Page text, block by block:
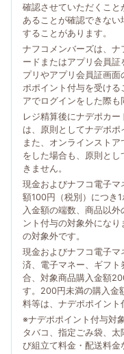
確認させていただくこ
あることが確認できな
することがあります。
ナフコメンバーズは、ナ
ードまたはアプリ会員
プリやアプリ会員証画
ポポイント付与を受け
アでログインをした際も
レジ精算後にナデポカ
は、原則としてナデポポ
また、オンラインスト
をした場合も、原則と
きません。
現金およびナフコ電子
額100円（税別）につき
入金額の端数、商品以
ント付与の対象外にな
の対象外です。
現金およびナフコ電子
済、電子マネー、ギフ
合、対象商品購入金額
す。200円未満の購入金
料等は、ナデポポイント
※ナデポポイント付与対
タバコ、指定ごみ袋、
び組立て料金・配送料